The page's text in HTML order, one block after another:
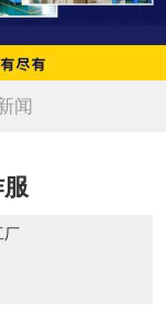
闻
厂